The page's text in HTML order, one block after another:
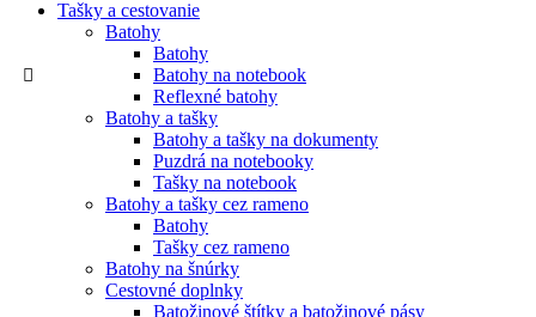
Tašky a cestovanie
Batohy
Batohy
Batohy na notebook
Reflexné batohy
Batohy a tašky
Batohy a tašky na dokumenty
Puzdrá na notebooky
Tašky na notebook
Batohy a tašky cez rameno
Batohy
Tašky cez rameno
Batohy na šnúrky
Cestovné doplnky
Batožinové štítky a batožinové pásy